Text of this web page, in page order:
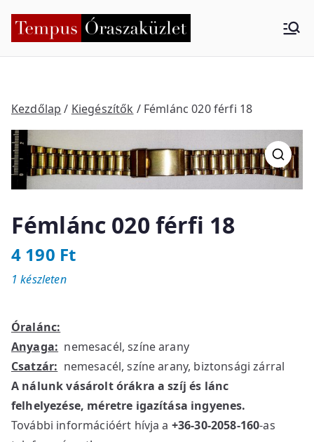
Tempus
küzlet
Kezdőlap / Kiegészítők / Fémlánc 020 férfi 18
Fémlánc 020 férfi 18
4 190 Ft
Óralánc:
Anyaga: nemesacél, színe arany
Csatzár: nemesacél, színe arany, biztonsági zárral
A nálunk vásárolt órákra a szíj és lánc
felhelyezése, méretre igazítása ingyenes.
További információért hívja a +36-30-2058-160-as
1 készleten